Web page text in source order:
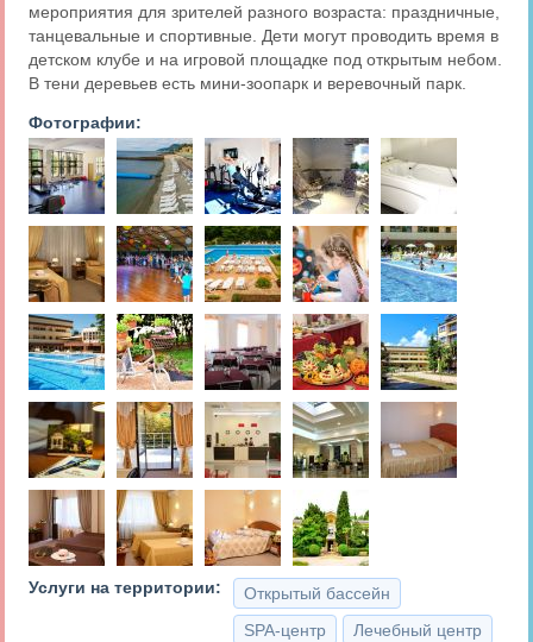
мероприятия для зрителей разного возраста: праздничные,
танцевальные и спортивные. Дети могут проводить время в
детском клубе и на игровой площадке под открытым небом.
В тени деревьев есть мини-зоопарк и веревочный парк.
Фотографии:
Услуги на территории:
Открытый бассейн
SPA-центр
Лечебный центр